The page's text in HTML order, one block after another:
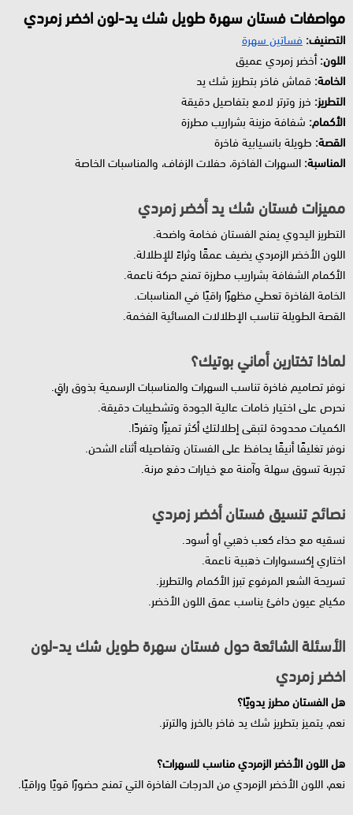
مواصفات فستان سهرة طويل شك يد-لون اخضر زمردي
التصنيف: فساتين سهرة
اللون:أخضر زمردي عميق
الخامة: قماش فاخر بتطريز شك يد
التطريز: خرز وترتر لامع بتفاصيل دقيقة
الأكمام: شفافة مزينة بشراريب مطرزة
القصة: طويلة بانسيابية فاخرة
المناسبة: السهرات الفاخرة، حفلات الزفاف، والمناسبات الخاصة
مميزات فستان شك يد أخضر زمردي
التطريز اليدوي يمنح الفستان فخامة واضحة.
اللون الأخضر الزمردي يضيف عمقًا وثراءً للإطلالة.
الأكمام الشفافة بشراريب مطرزة تمنح حركة ناعمة.
الخامة الفاخرة تعطي مظهرًا راقيًا في المناسبات.
القصة الطويلة تناسب الإطلالات المسائية الفخمة.
لماذا تختارين أماني بوتيك؟
نوفر تصاميم فاخرة تناسب السهرات والمناسبات الرسمية بذوق راقٍ.
نحرص على اختيار خامات عالية الجودة وتشطيبات دقيقة.
الكميات محدودة لتبقى إطلالتكِ أكثر تميزًا وتفردًا.
نوفر تغليفًا أنيقًا يحافظ على الفستان وتفاصيله أثناء الشحن.
تجربة تسوق سهلة وآمنة مع خيارات دفع مرنة.
نصائح تنسيق فستان أخضر زمردي
نسقيه مع حذاء كعب ذهبي أو أسود.
اختاري إكسسوارات ذهبية ناعمة.
تسريحة الشعر المرفوع تبرز الأكمام والتطريز.
مكياج عيون دافئ يناسب عمق اللون الأخضر.
الأسئلة الشائعة حول فستان سهرة طويل شك يد-لون
اخضر زمردي
هل الفستان مطرز يدويًا؟
نعم، يتميز بتطريز شك يد فاخر بالخرز والترتر.
هل اللون الأخضر الزمردي مناسب للسهرات؟
نعم، اللون الأخضر الزمردي من الدرجات الفاخرة التي تمنح حضورًا قويًا وراقيًا.